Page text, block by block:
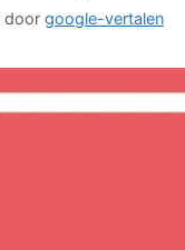
door google-vertalen